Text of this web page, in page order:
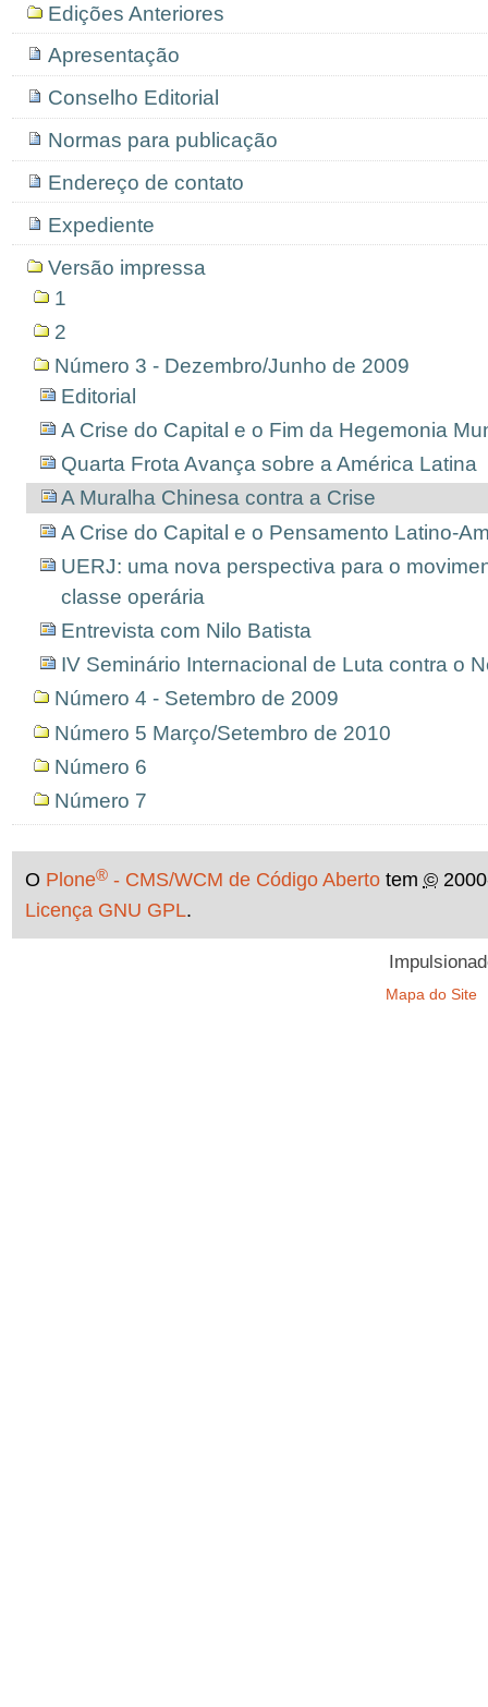
Edições Anteriores
Apresentação
Conselho Editorial
Normas para publicação
Endereço de contato
Expediente
Versão impressa
1
2
Número 3 - Dezembro/Junho de 2009
Editorial
A Crise do Capital e o Fim da Hegemonia
Quarta Frota Avança sobre a América Latina
A Muralha Chinesa contra a Crise
A Crise do Capital e o Pensamento Latino-
UERJ: uma nova perspectiva para o
classe operária
Entrevista com Nilo Batista
IV Seminário Internacional de Luta contra o
Número 4 - Setembro de 2009
Número 5 Março/Setembro de 2010
Número 6
Número 7
O Plone®- CMS/WCM de Código Abertotem ©
Licença GNU GPL.
Mapa do Site